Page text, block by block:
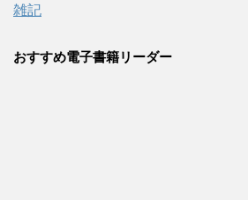
雑記
おすすめ電子書籍リーダー